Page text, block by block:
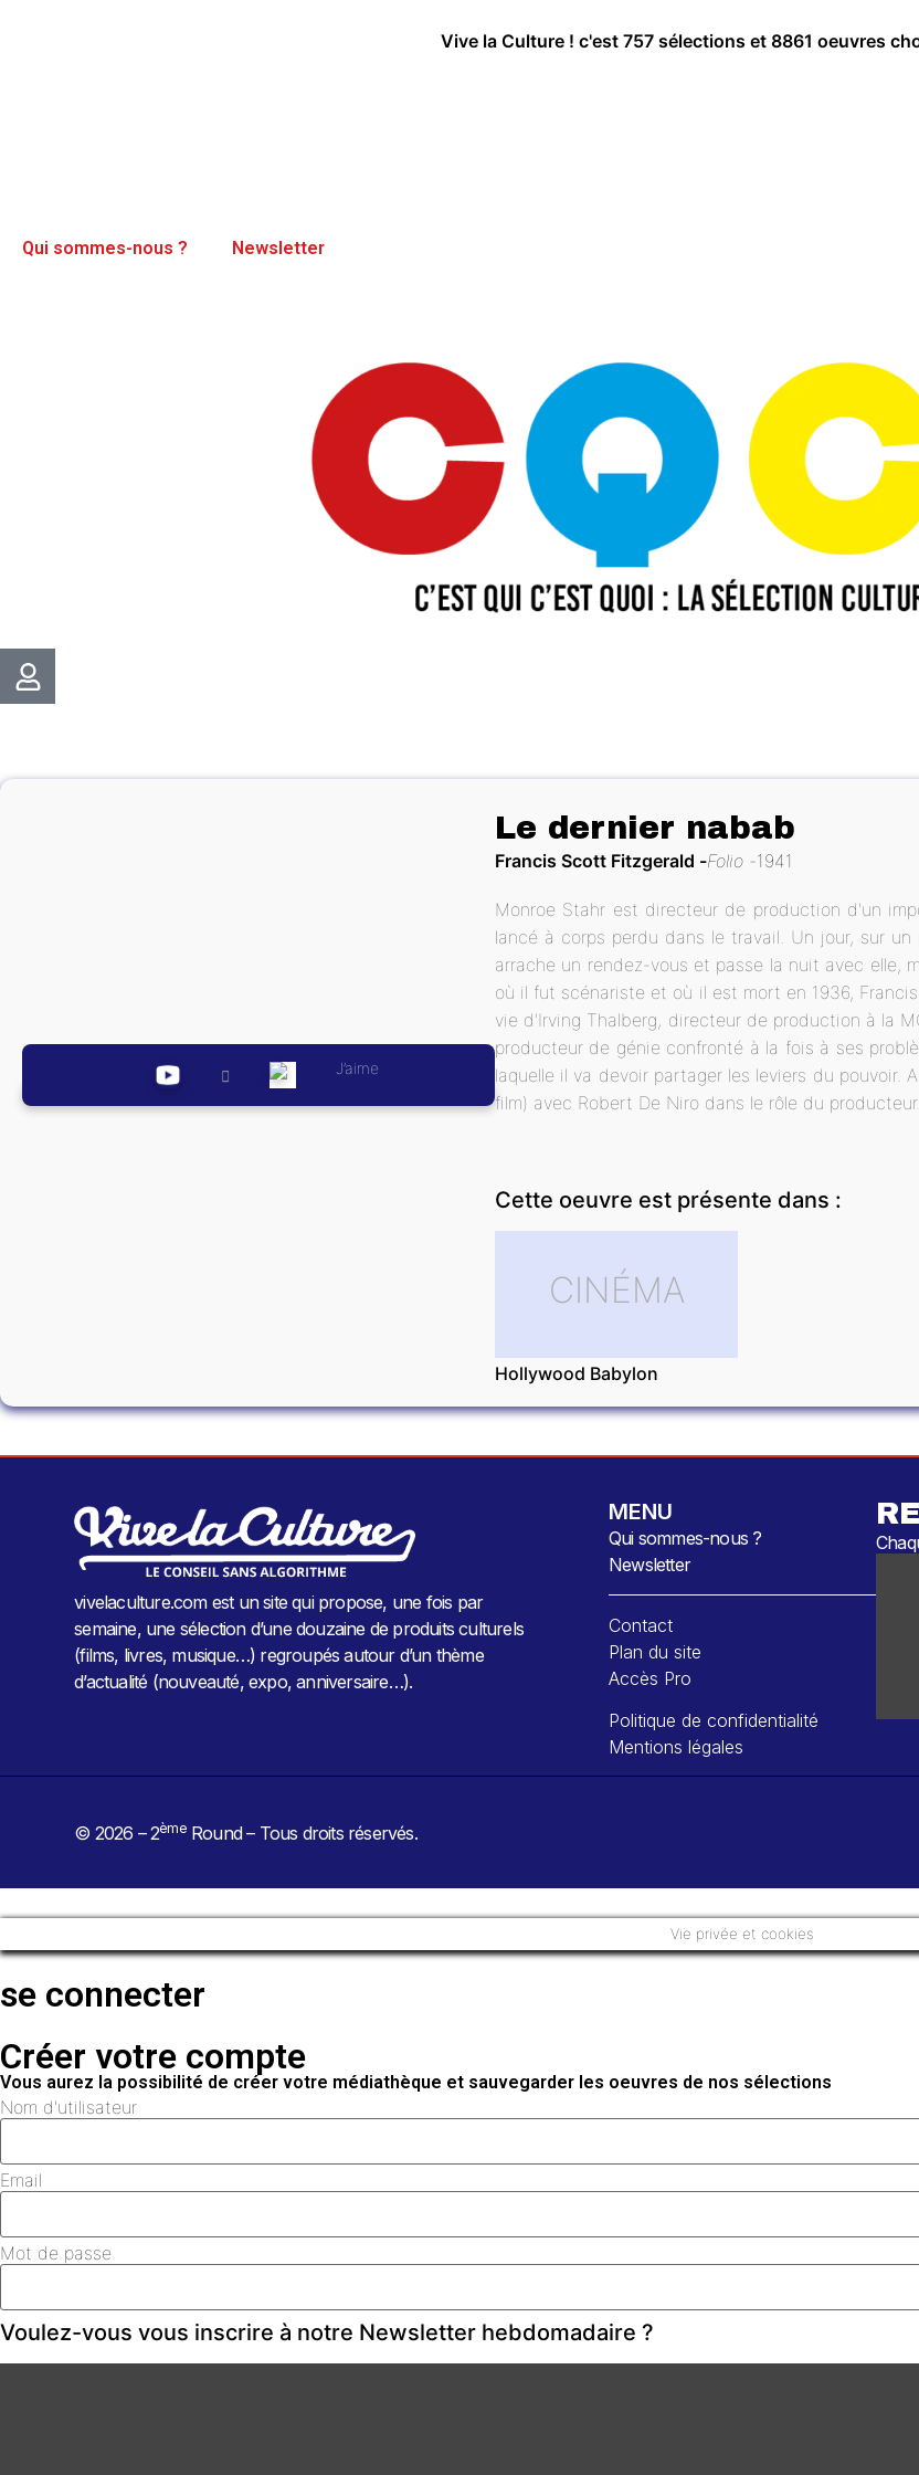
Vive la Culture ! c'est 757 sélections et 8861 oeuvres
Qui sommes-nous ? Newsletter
J’aime
Le dernier nabab
Francis Scott Fitzgerald Folio 1941
Monroe Stahr est directeur de production d'un
lancé à corps perdu dans le travail. Un jour, sur
arrache un rendez-vous et passe la nuit avec elle,
où il fut scénariste et où il est mort en 1936,
vie d'Irving Thalberg, directeur de production à la
producteur de génie confronté à la fois à ses
laquelle il va devoir partager les leviers du pouvoir.
film) avec Robert De Niro dans le rôle du producteur.
Cette oeuvre est présente dans :
CINÉMA
Hollywood Babylon
vivelaculture.com est un site qui propose, une fois par
semaine, une sélection d’une douzaine de produits culturels
(films, livres, musique…) regroupés autour d’un thème
d’actualité (nouveauté, expo, anniversaire…).
MENU
Qui sommes-nous ?
Newsletter
Contact
Plan du site
Accès Pro
Politique de confidentialité
Mentions légales
© 2026 – 2èmeRound – Tous droits réservés.
Vie privée et cookies
se connecter
Créer votre compte
Vous aurez la possibilité de créer votre médiathèque et sauvegarder les oeuvres de nos sélections
Nom d'utilisateur
Email
Mot de passe
Voulez-vous vous inscrire à notre Newsletter hebdomadaire ?